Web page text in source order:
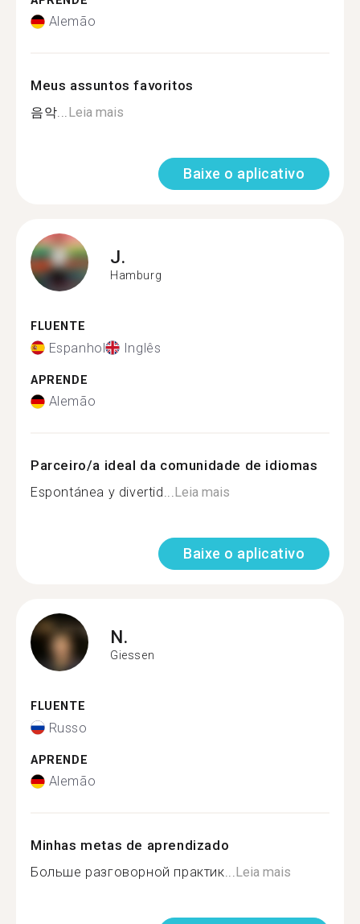
Alemão
Meus assuntos favoritos
음악...Leia mais
Baixe o aplicativo
J.
Hamburg
FLUENTE
Espanhol Inglês
APRENDE
Alemão
Parceiro/a ideal da comunidade de idiomas
Espontánea y divertid...Leia mais
Baixe o aplicativo
N.
Giessen
FLUENTE
Russo
APRENDE
Alemão
Minhas metas de aprendizado
Больше разговорной практик...Leia mais